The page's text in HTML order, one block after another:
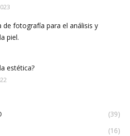
de fotografía para el análisis y
piel.
estética?
(39)
(16)